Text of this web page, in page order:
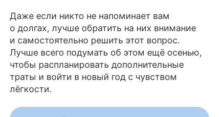
Даже если никто не напоминает вам
о долгах, лучше обратить на них внимание
и самостоятельно решить этот вопрос.
Лучше всего подумать об этом ещё осенью,
чтобы распланировать дополнительные
траты и войти в новый год с чувством
лёгкости.